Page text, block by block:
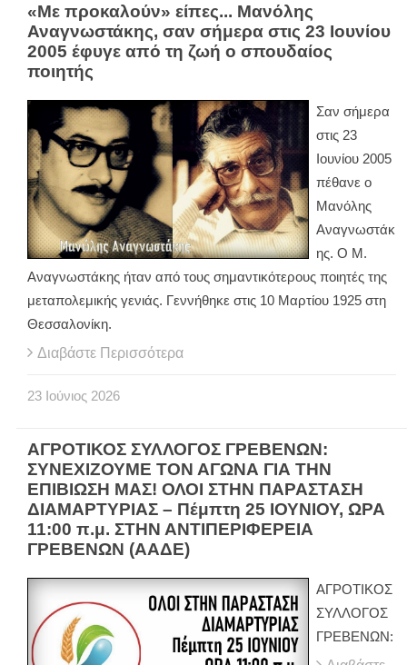
«Με προκαλούν» είπες... Μανόλης
Αναγνωστάκης, σαν σήμερα στις 23 Ιουνίου
2005 έφυγε από τη ζωή ο σπουδαίος
ποιητής
Σαν σήμερα
στις 23
Ιουνίου 2005
πέθανε ο
Μανόλης
Αναγνωστάκ
ης. Ο Μ.
Αναγνωστάκης ήταν από τους σημαντικότερους ποιητές της
μεταπολεμικής γενιάς. Γεννήθηκε στις 10 Μαρτίου 1925 στη
Θεσσαλονίκη.
Διαβάστε Περισσότερα
23 Ιούνιος 2026
ΑΓΡΟΤΙΚΟΣ ΣΥΛΛΟΓΟΣ ΓΡΕΒΕΝΩΝ:
ΣΥΝΕΧΙΖΟΥΜΕ ΤΟΝ ΑΓΩΝΑ ΓΙΑ ΤΗΝ
ΕΠΙΒΙΩΣΗ ΜΑΣ! ΟΛΟΙ ΣΤΗΝ ΠΑΡΑΣΤΑΣΗ
ΔΙΑΜΑΡΤΥΡΙΑΣ – Πέμπτη 25 ΙΟΥΝΙΟΥ, ΩΡΑ
11:00 π.μ. ΣΤΗΝ ΑΝΤΙΠΕΡΙΦΕΡΕΙΑ
ΓΡΕΒΕΝΩΝ (ΑΑΔΕ)
ΑΓΡΟΤΙΚΟΣ
ΣΥΛΛΟΓΟΣ
ΓΡΕΒΕΝΩΝ: